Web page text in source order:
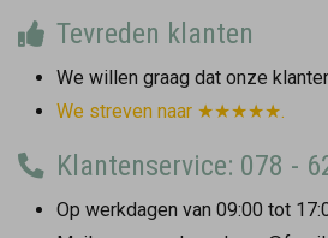
Tevreden klanten
We willen graag dat onze
We streven naar ★★★★★.
Klantenservice: 078 -
Op werkdagen van 09:00 tot